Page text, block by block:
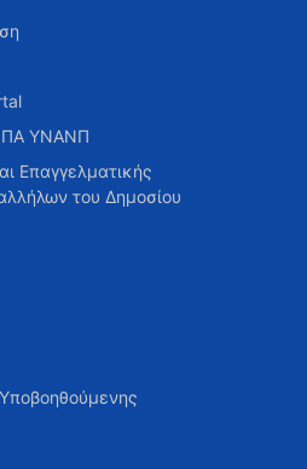
ΥΝΑΝΠ
Επαγγελματικής
του Δημοσίου